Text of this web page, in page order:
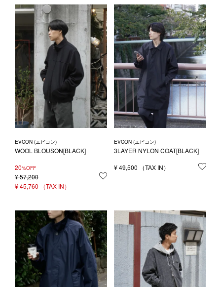
EVCON (エビコン)
WOOL BLOUSON[BLACK]
20%OFF
¥57,200
¥45,760
EVCON (エビコン)
3LAYER NYLON COAT[BLACK]
¥49,500